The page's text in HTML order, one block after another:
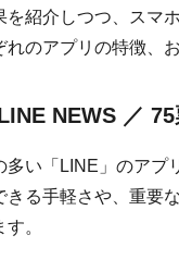
を紹介しつつ、スマ
れのアプリの特徴、
NEWS ／ 75
多い「LINE」のアプ
きる手軽さや、重要
。